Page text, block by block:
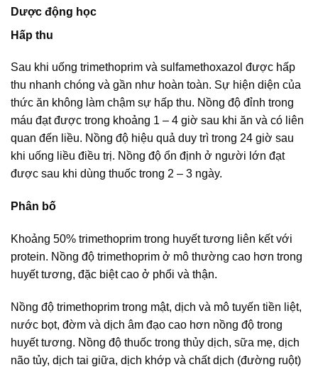
Dược động học
Hấp thu
Sau khi uống trimethoprim và sulfamethoxazol được hấp
thu nhanh chóng và gần như hoàn toàn. Sự hiện diện của
thức ăn không làm chậm sự hấp thu. Nồng độ đỉnh trong
máu đạt được trong khoảng 1 – 4 giờ sau khi ăn và có liên
quan đến liều. Nồng độ hiệu quả duy trì trong 24 giờ sau
khi uống liều điều trị. Nồng độ ổn định ở người lớn đạt
được sau khi dùng thuốc trong 2 – 3 ngày.
Phân bố
Khoảng 50% trimethoprim trong huyết tương liên kết với
protein. Nồng độ trimethoprim ở mô thường cao hơn trong
huyết tương, đặc biệt cao ở phổi và thận.
Nồng độ trimethoprim trong mật, dịch và mô tuyến tiền liệt,
nước bọt, đờm và dịch âm đạo cao hơn nồng độ trong
huyết tương. Nồng độ thuốc trong thủy dịch, sữa mẹ, dịch
não tủy, dịch tai giữa, dịch khớp và chất dịch (đường ruột)